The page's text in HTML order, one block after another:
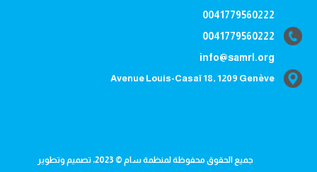
0041779560222
0041779560222
info@samrl.org
Avenue Louis-Casaï 18, 1209 Genève
جميع الحقوق محفوظة لمنظمة سام © 2023، تصميم وتطوير